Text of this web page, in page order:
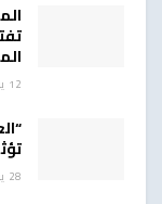
12 يوليو، 2026
28 يونيو، 2021